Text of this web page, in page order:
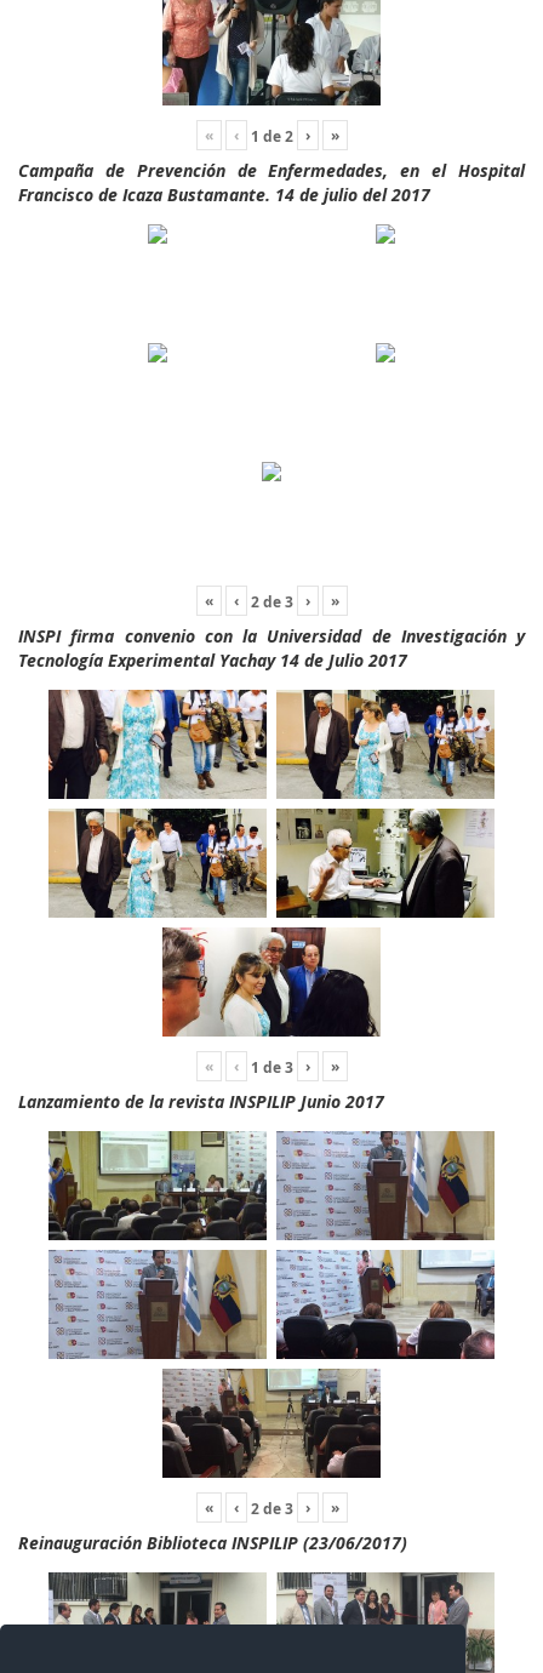
« ‹ 1 de2 › »
Campaña de Prevención de Enfermedades, en el Hospital
Francisco de Icaza Bustamante. 14 de julio del 2017
« ‹ 2de3 › »
INSPI firma convenio con la Universidad de Investigación y
Tecnología Experimental Yachay 14 de Julio 2017
« ‹ 1 de3 › »
Lanzamiento de la revista INSPILIP Junio 2017
« ‹ 2de3 › »
Reinauguración Biblioteca INSPILIP (23/06/2017)